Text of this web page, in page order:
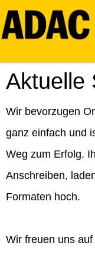
Aktuelle
Wir bevorzugen
ganz einfach und
Weg zum Erfolg.
Anschreiben,
Formaten hoch.
Wir freuen uns